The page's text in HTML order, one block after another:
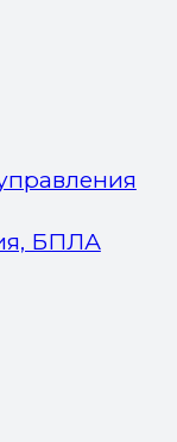
БПЛА